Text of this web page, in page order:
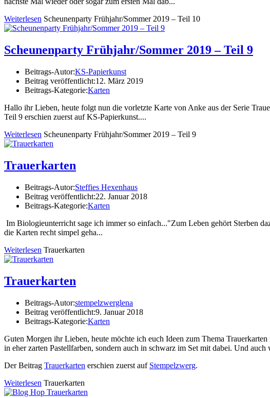
Weiterlesen Scheunenparty Frühjahr/Sommer 2019 – Teil 10
Scheunenparty Frühjahr/Sommer 2019 – Teil 9
Beitrags-Autor:KS-Papierkunst
Beitrag veröffentlicht:12. März 2019
Beitrags-Kategorie:Karten
Hallo ihr Lieben, heute folgt nun die vorletzte Karte von Anke aus der Serie
Teil 9 erschien zuerst auf KS-Papierkunst....
Weiterlesen Scheunenparty Frühjahr/Sommer 2019 – Teil 9
Trauerkarten
Beitrags-Autor:Steffies Hexenhaus
Beitrag veröffentlicht:22. Januar 2018
Beitrags-Kategorie:Karten
Im Biologieunterricht sage ich immer so einfach..."Zum Leben gehört Sterben
die Karten recht simpel geha...
Weiterlesen Trauerkarten
Trauerkarten
Beitrags-Autor:stempelzwerglena
Beitrag veröffentlicht:9. Januar 2018
Beitrags-Kategorie:Karten
Guten Morgen ihr Lieben, heute möchte ich euch Ideen zum Thema
in eher zarten Pastellfarben, sondern auch in schwarz im Set mit dabei. Und
Der Beitrag Trauerkarten erschien zuerst auf Stempelzwerg.
Weiterlesen Trauerkarten